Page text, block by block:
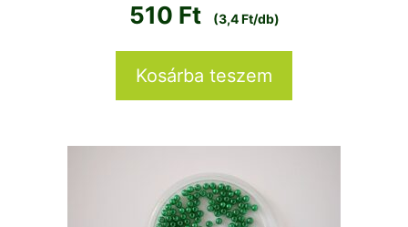
510 Ft (3,4 Ft/db)
Kosárba teszem